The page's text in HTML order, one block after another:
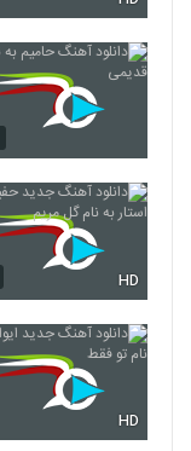
6255
6258
6259
HD
HD